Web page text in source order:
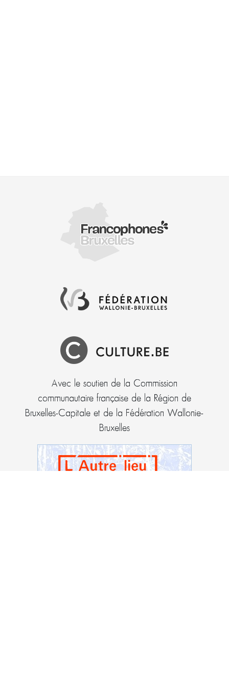
Avec le soutien de la Commission
communautaire française de la Région de
Bruxelles-Capitale et de la Fédération Wallonie-
Bruxelles